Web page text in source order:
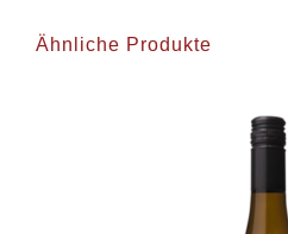
Ähnliche Produkte